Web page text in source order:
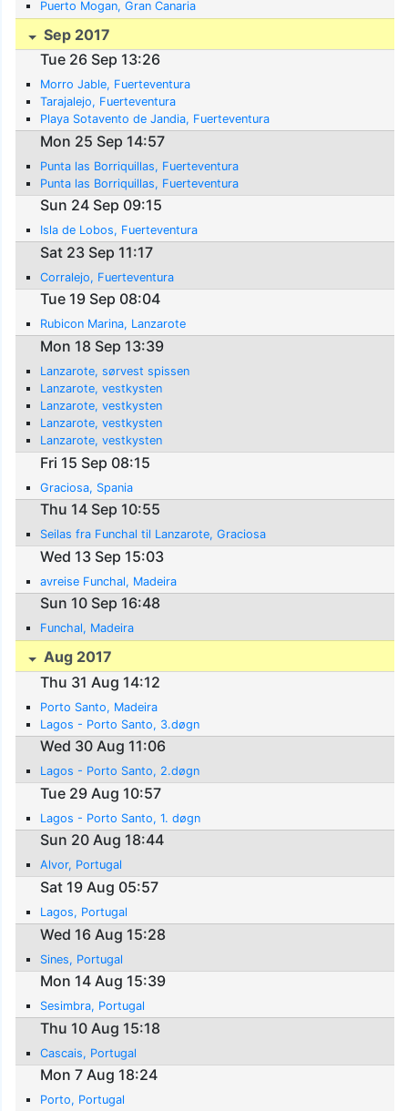
Puerto Mogan, Gran Canaria
Sep 2017
Tue 26 Sep 13:26
Morro Jable, Fuerteventura
Tarajalejo, Fuerteventura
Playa Sotavento de Jandia, Fuerteventura
Mon 25 Sep 14:57
Punta las Borriquillas, Fuerteventura
Punta las Borriquillas, Fuerteventura
Sun 24 Sep 09:15
Isla de Lobos, Fuerteventura
Sat 23 Sep 11:17
Corralejo, Fuerteventura
Tue 19 Sep 08:04
Rubicon Marina, Lanzarote
Mon 18 Sep 13:39
Lanzarote, sørvest spissen
Lanzarote, vestkysten
Lanzarote, vestkysten
Lanzarote, vestkysten
Lanzarote, vestkysten
Fri 15 Sep 08:15
Graciosa, Spania
Thu 14 Sep 10:55
Seilas fra Funchal til Lanzarote, Graciosa
Wed 13 Sep 15:03
avreise Funchal, Madeira
Sun 10 Sep 16:48
Funchal, Madeira
Aug 2017
Thu 31 Aug 14:12
Porto Santo, Madeira
Lagos - Porto Santo, 3.døgn
Wed 30 Aug 11:06
Lagos - Porto Santo, 2.døgn
Tue 29 Aug 10:57
Lagos - Porto Santo, 1. døgn
Sun 20 Aug 18:44
Alvor, Portugal
Sat 19 Aug 05:57
Lagos, Portugal
Wed 16 Aug 15:28
Sines, Portugal
Mon 14 Aug 15:39
Sesimbra, Portugal
Thu 10 Aug 15:18
Cascais, Portugal
Mon 7 Aug 18:24
Porto, Portugal